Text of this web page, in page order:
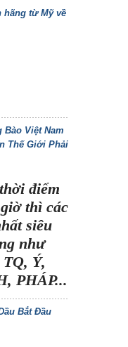
hãng từ Mỹ về
Bào Việt Nam
Thế Giới Phải
điểm
thì các
siêu
như
Ý,
PHÁP...
Bắt Đầu